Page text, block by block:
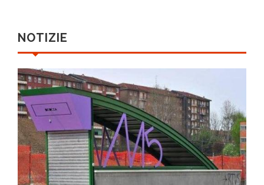
NOTIZIE